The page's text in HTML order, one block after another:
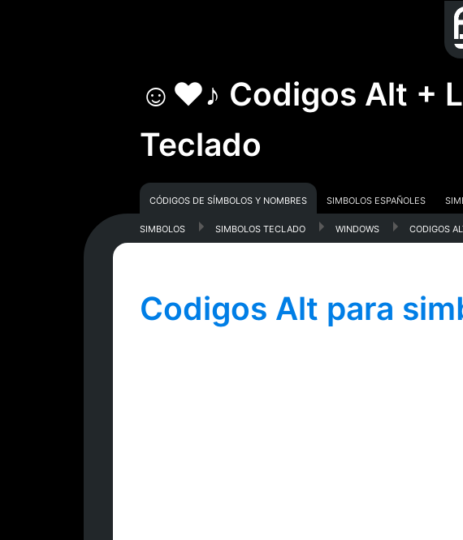
☺♥♪ Codigos Alt +
Teclado
Códigos De Símbolos Y Nombres Si­mbolos Españoles
simbolos
Simbolos Teclado windows codigos
Codigos Alt para